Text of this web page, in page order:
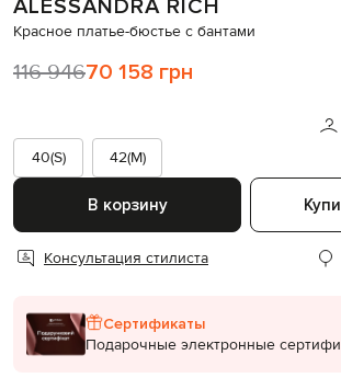
Похожие товары
ALESSANDRA RICH
Красное платье-бюстье с бантами
116 94670 158 грн
40(S)
42(M)
В корзину
Консультация стилиста
Сертификаты
Подарочные электронные